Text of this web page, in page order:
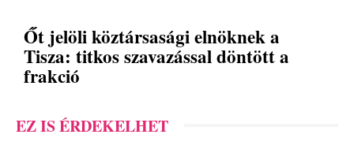
Őt jelöli köztársasági elnöknek a
Tisza: titkos szavazással döntött a
frakció
EZ IS ÉRDEKELHET